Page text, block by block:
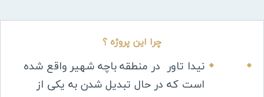
چرا این پروژه ؟
نیدا تاور در منطقهباچه شهیرواقع شده
است که در حال تبدیل شدن به یکی از